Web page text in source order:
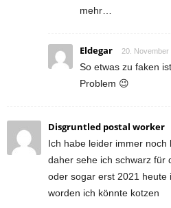
mehr…
Eldegar 20. November
So etwas zu faken
Problem 😉
Disgruntled postal worker
Ich habe leider immer
daher sehe ich schwarz für
oder sogar erst 2021 heute
worden ich könnte kotzen